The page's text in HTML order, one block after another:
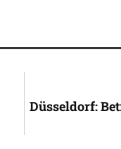
Düsseldorf: